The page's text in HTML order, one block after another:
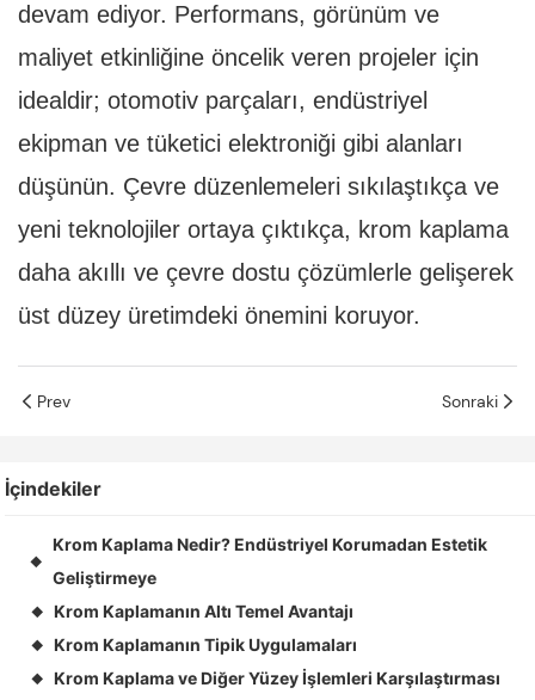
devam ediyor. Performans, görünüm ve
maliyet etkinliğine öncelik veren projeler için
idealdir; otomotiv parçaları, endüstriyel
ekipman ve tüketici elektroniği gibi alanları
düşünün. Çevre düzenlemeleri sıkılaştıkça ve
yeni teknolojiler ortaya çıktıkça, krom kaplama
daha akıllı ve çevre dostu çözümlerle gelişerek
üst düzey üretimdeki önemini koruyor.
Prev Sonraki
İçindekiler
◆
Krom Kaplama Nedir? Endüstriyel Korumadan Estetik
Geliştirmeye
◆ Krom Kaplamanın Altı Temel Avantajı
◆ Krom Kaplamanın Tipik Uygulamaları
◆ Krom Kaplama ve Diğer Yüzey İşlemleri Karşılaştırması